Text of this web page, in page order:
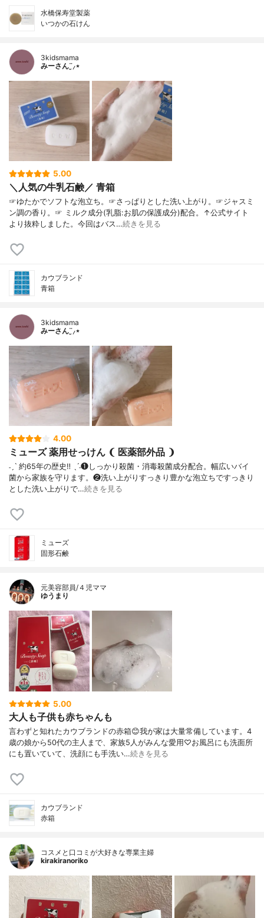
水橋保寿堂製薬
いつかの石けん
3kidsmama
みーさん¨̮⸝⋆
5.00
＼人気の牛乳石鹸／ 青箱
☞ゆたかでソフトな泡立ち。☞さっぱりとした洗い上がり。☞ジャスミ
ン調の香り。☞ ミルク成分(乳脂:お肌の保護成分)配合。↑公式サイト
より抜粋しました。今回はバス…続きを見る
カウブランド
青箱
3kidsmama
みーさん¨̮⸝⋆
4.00
ミューズ 薬用せっけん ❨ 医薬部外品 ❩
˗ˏˋ 約65年の歴史‼︎ ˎˊ˗❶しっかり殺菌・消毒殺菌成分配合。幅広いバイ
菌から家族を守ります。❷洗い上がりすっきり豊かな泡立ちですっきり
とした洗い上がりで…続きを見る
ミューズ
固形石鹸
元美容部員/４児ママ
ゆうまり
5.00
大人も子供も赤ちゃんも
言わずと知れたカウブランドの赤箱😊我が家は大量常備しています。4
歳の娘から50代の主人まで、家族5人がみんな愛用♡お風呂にも洗面所
にも置いていて、洗顔にも手洗い…続きを見る
カウブランド
赤箱
コスメと口コミが大好きな専業主婦
kirakiranoriko